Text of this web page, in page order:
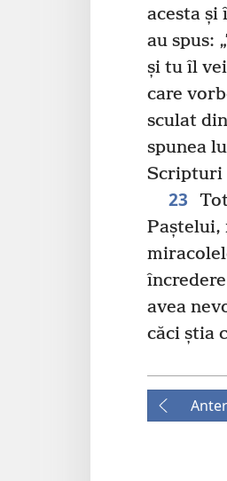
acesta și
au spus:
și tu îl
care
sculat
spunea
Scripturi
23
Paștelui,
avea
căci știa